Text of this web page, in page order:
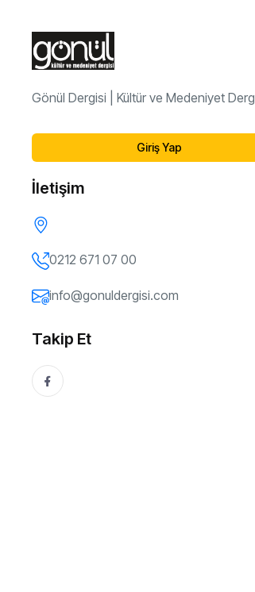
Gönül Dergisi | Kültür ve Medeniyet
Giriş Yap
İletişim
0212 671 07 00
info@gonuldergisi.com
Takip Et
Göz Ardı Edilen
Göz Ardı